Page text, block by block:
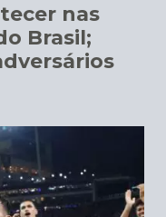
nas
Brasil;